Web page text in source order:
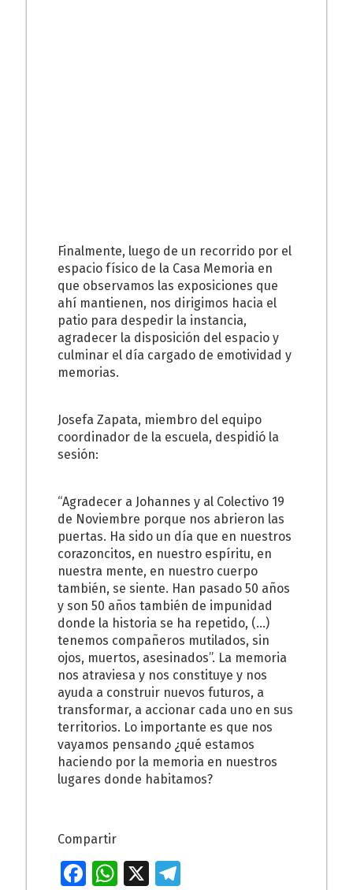
Finalmente, luego de un recorrido por el
espacio físico de la Casa Memoria en
que observamos las exposiciones que
ahí mantienen, nos dirigimos hacia el
patio para despedir la instancia,
agradecer la disposición del espacio y
culminar el día cargado de emotividad y
memorias.
Josefa Zapata, miembro del equipo
coordinador de la escuela, despidió la
sesión:
“Agradecer a Johannes y al Colectivo 19
de Noviembre porque nos abrieron las
puertas. Ha sido un día que en nuestros
corazoncitos, en nuestro espíritu, en
nuestra mente, en nuestro cuerpo
también, se siente. Han pasado 50 años
y son 50 años también de impunidad
donde la historia se ha repetido, (…)
tenemos compañeros mutilados, sin
ojos, muertos, asesinados”. La memoria
nos atraviesa y nos constituye y nos
ayuda a construir nuevos futuros, a
transformar, a accionar cada uno en sus
territorios. Lo importante es que nos
vayamos pensando ¿qué estamos
haciendo por la memoria en nuestros
lugares donde habitamos?
Compartir
Fa
W
X